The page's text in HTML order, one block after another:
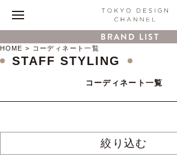
BRAND LIST
HOME コーディネート一覧
STAFF STYLING
コーディネート一覧
絞り込む